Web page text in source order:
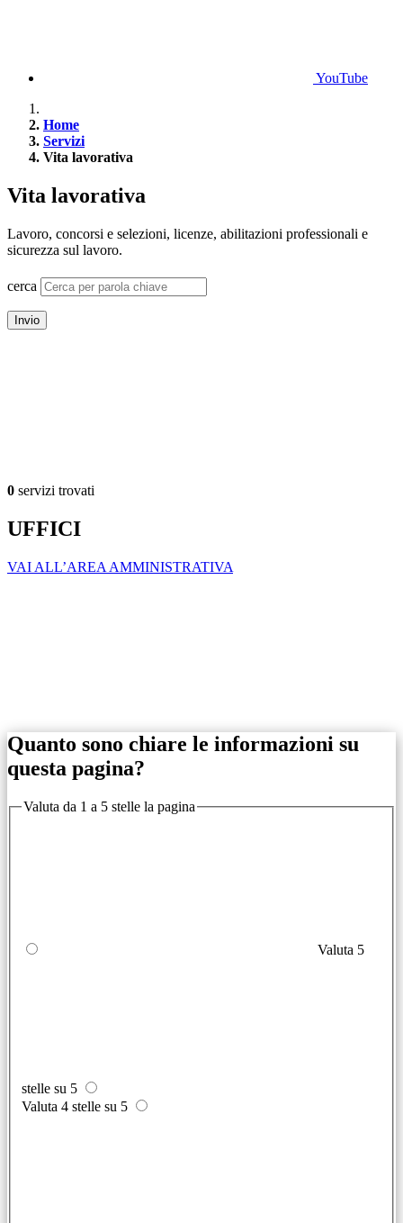
YouTube
Home
Servizi
Vita lavorativa
Vita lavorativa
Lavoro, concorsi e selezioni, licenze, abilitazioni professionali e
sicurezza sul lavoro.
cerca
Invio
0 servizi trovati
UFFICI
VAI ALL’AREA AMMINISTRATIVA
Quanto sono chiare le informazioni su
questa pagina?
Valuta da 1 a 5 stelle la pagina
Valuta 5
stelle su 5
Valuta 4 stelle su 5